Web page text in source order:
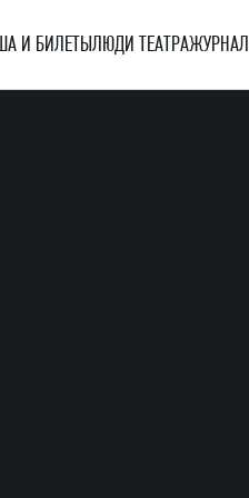
И БИЛЕТЫЛЮДИ ТЕАТРАЖУРНАЛ